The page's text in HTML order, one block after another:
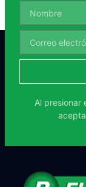
Al presionar